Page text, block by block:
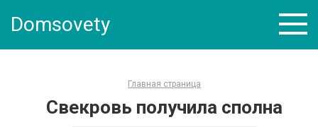
Domsovety
Главная страница
Свекровь получила сполна